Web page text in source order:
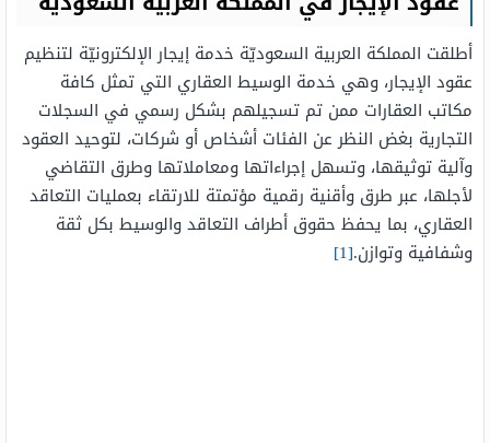
أطلقت المملكة العربية السعوديّة خدمة إيجار الإلكترونيّة لتنظيم
عقود الإيجار، وهي خدمة الوسيط العقاري التي تمثل كافة
مكاتب العقارات ممن تم تسجيلهم بشكل رسمي في السجلات
التجارية بغض النظر عن الفئات أشخاص أو شركات، لتوحيد العقود
وآلية توثيقها، وتسهل إجراءاتها ومعاملاتها وطرق التقاضي
لأجلها، عبر طرق وأقنية رقمية مؤتمتة للارتقاء بعمليات التعاقد
العقاري، بما يحفظ حقوق أطراف التعاقد والوسيط بكل ثقة
وشفافية وتوازن.[1]